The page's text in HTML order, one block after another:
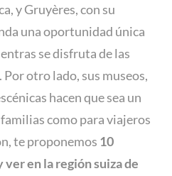
y Gruyères, con su
una oportunidad única
se disfruta de las
otro lado, sus museos,
hacen que sea un
como para viajeros
te proponemos 10
en la región suiza de